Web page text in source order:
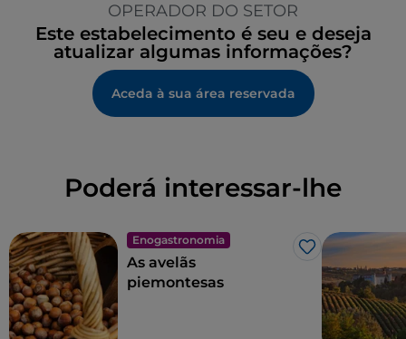
OPERADOR DO SETOR
Este estabelecimento é seu e deseja
atualizar algumas informações?
Aceda à sua área reservada
Poderá interessar-lhe
Enogastronomia
Gosto
As avelãs
piemontesas